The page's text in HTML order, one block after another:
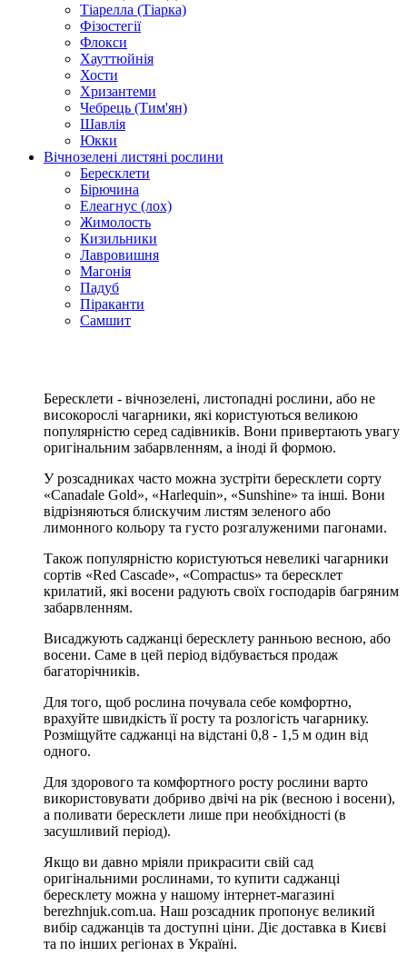
Тіарелла (Тіарка)
Фізостегії
Флокси
Хауттюйнія
Хости
Хризантеми
Чебрець (Тим'ян)
Шавлія
Юкки
Вічнозелені листяні рослини
Бересклети
Бірючина
Елеагнус (лох)
Жимолость
Кизильники
Лавровишня
Магонія
Падуб
Піраканти
Самшит
Бересклети - вічнозелені, листопадні рослини, або не
високорослі чагарники, які користуються великою
популярністю серед садівників. Вони привертають увагу
оригінальним забарвленням, а іноді й формою.
У розсадниках часто можна зустріти бересклети сорту
«Canadale Gold», «Harlequin», «Sunshine» та інші. Вони
відрізняються блискучим листям зеленого або
лимонного кольору та густо розгалуженими пагонами.
Також популярністю користуються невеликі чагарники
сортів «Red Cascade», «Compactus» та бересклет
крилатий, які восени радують своїх господарів багряним
забарвленням.
Висаджують саджанці бересклету ранньою весною, або
восени. Саме в цей період відбувається продаж
багаторічників.
Для того, щоб рослина почувала себе комфортно,
врахуйте швидкість її росту та розлогість чагарнику.
Розміщуйте саджанці на відстані 0,8 - 1,5 м один від
одного.
Для здорового та комфортного росту рослини варто
використовувати добриво двічі на рік (весною і восени),
а поливати бересклети лише при необхідності (в
засушливий період).
Якщо ви давно мріяли прикрасити свій сад
оригінальними рослинами, то купити саджанці
бересклету можна у нашому інтернет-магазині
berezhnjuk.com.ua. Наш розсадник пропонує великий
вибір саджанців та доступні ціни. Діє доставка в Києві
та по інших регіонах в Україні.